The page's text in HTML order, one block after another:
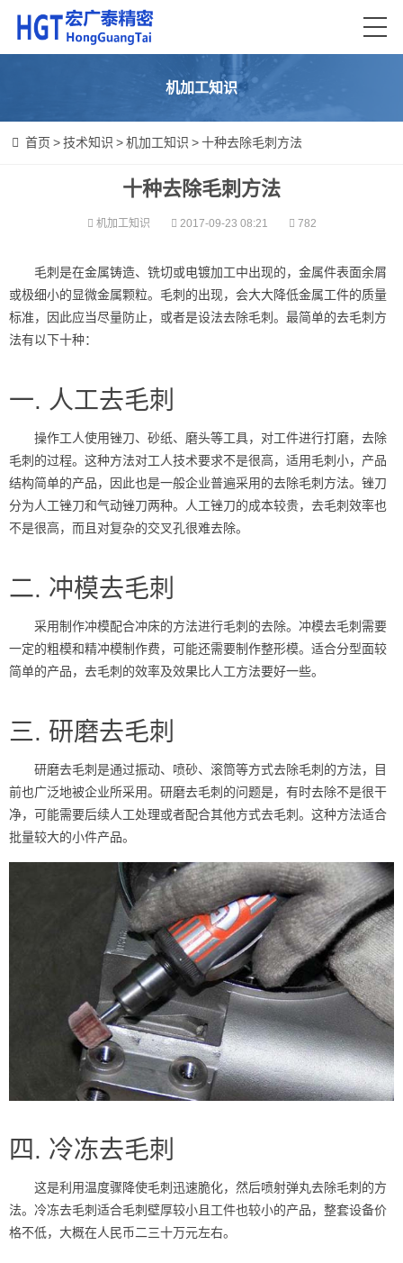
机加工知识
首页 >技术知识 >机加工知识 >十种去除毛刺方法
十种去除毛刺方法
机加工知识 2017-09-23 08:21 782
毛刺是在金属铸造、铣切或电镀加工中出现的，金属件表面余屑
或极细小的显微金属颗粒。毛刺的出现，会大大降低金属工件的质量
标准，因此应当尽量防止，或者是设法去除毛刺。最简单的去毛刺方
法有以下十种：
一. 人工去毛刺
操作工人使用锉刀、砂纸、磨头等工具，对工件进行打磨，去除
毛刺的过程。这种方法对工人技术要求不是很高，适用毛刺小，产品
结构简单的产品，因此也是一般企业普遍采用的去除毛刺方法。锉刀
分为人工锉刀和气动锉刀两种。人工锉刀的成本较贵，去毛刺效率也
不是很高，而且对复杂的交叉孔很难去除。
二. 冲模去毛刺
采用制作冲模配合冲床的方法进行毛刺的去除。冲模去毛刺需要
一定的粗模和精冲模制作费，可能还需要制作整形模。适合分型面较
简单的产品，去毛刺的效率及效果比人工方法要好一些。
三. 研磨去毛刺
研磨去毛刺是通过振动、喷砂、滚筒等方式去除毛刺的方法，目
前也广泛地被企业所采用。研磨去毛刺的问题是，有时去除不是很干
净，可能需要后续人工处理或者配合其他方式去毛刺。这种方法适合
批量较大的小件产品。
四. 冷冻去毛刺
这是利用温度骤降使毛刺迅速脆化，然后喷射弹丸去除毛刺的方
法。冷冻去毛刺适合毛刺壁厚较小且工件也较小的产品，整套设备价
格不低，大概在人民币二三十万元左右。